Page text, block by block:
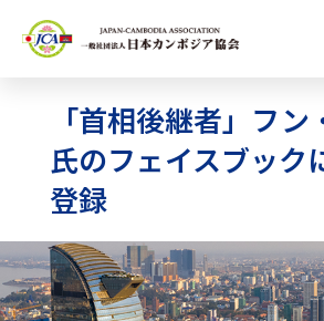
「首相後継者」フ
氏のフェイスブック
登録